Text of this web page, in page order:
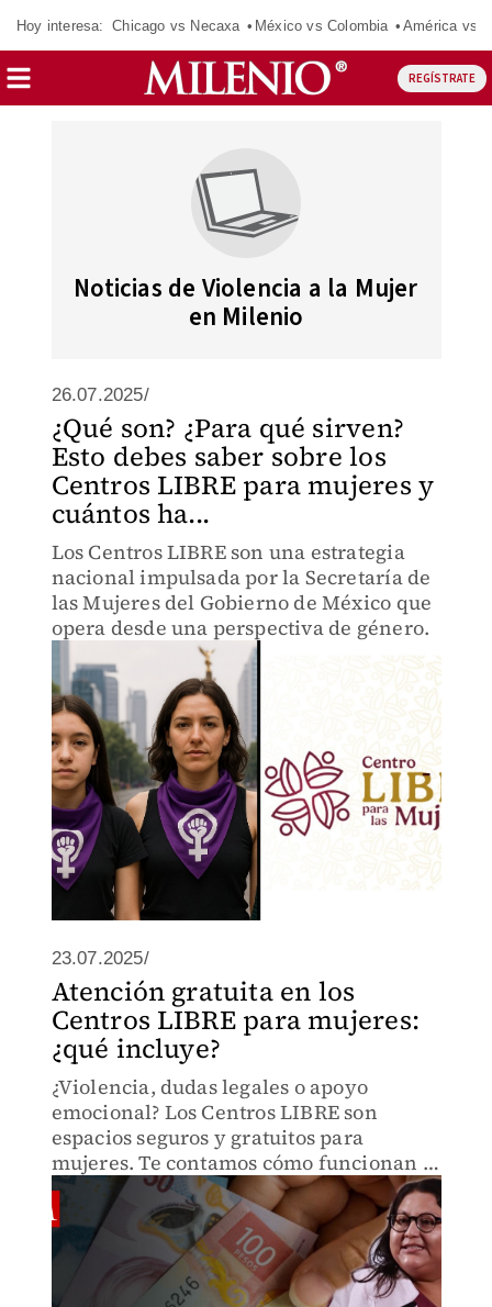
Hoy interesa: Chicago vs Necaxa México vs Colombia América vs
REGÍSTRATE
Noticias de Violencia a la Mujer
en Milenio
26.07.2025/
¿Qué son? ¿Para qué sirven?
Esto debes saber sobre los
Centros LIBRE para mujeres y
cuántos ha...
Los Centros LIBRE son una estrategia
nacional impulsada por la Secretaría de
las Mujeres del Gobierno de México que
opera desde una perspectiva de género.
23.07.2025/
Atención gratuita en los
Centros LIBRE para mujeres:
¿qué incluye?
¿Violencia, dudas legales o apoyo
emocional? Los Centros LIBRE son
espacios seguros y gratuitos para
mujeres. Te contamos cómo funcionan y
dónde están.